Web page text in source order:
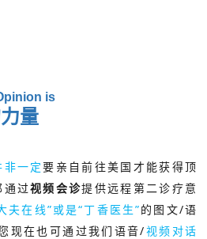
is
量
非一定要亲自前往美国才能获得顶
通过视频会诊提供远程第二诊疗意
夫在线”或是“丁香医生”的图文/语
现在也可通过我们语音/视频对话